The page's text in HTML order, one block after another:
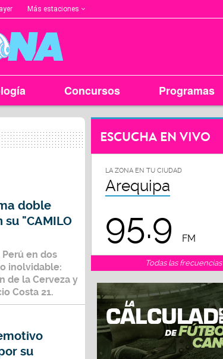
Más estaciones
Concursos Programas
doble
"CAMILO
en dos
inolvidable:
de la Cerveza y
Costa 21.
su
ESCUCHA EN VIVO
LA ZONA EN TU CIUDAD
Arequipa
95.9 FM
Todas las frecuencias